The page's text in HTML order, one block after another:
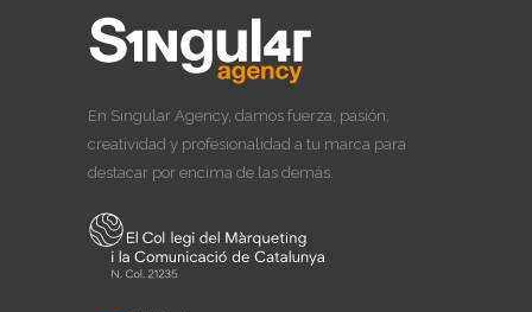
En Singular Agency, damos fuerza, pasión,
creatividad y profesionalidad a tu marca para
destacar por encima de las demás.